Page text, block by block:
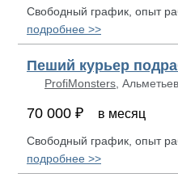
Свободный график, опыт
подробнее >>
Пеший курьер
ProfiMonsters ,
70 000 ₽ в месяц
Свободный график, опыт
подробнее >>